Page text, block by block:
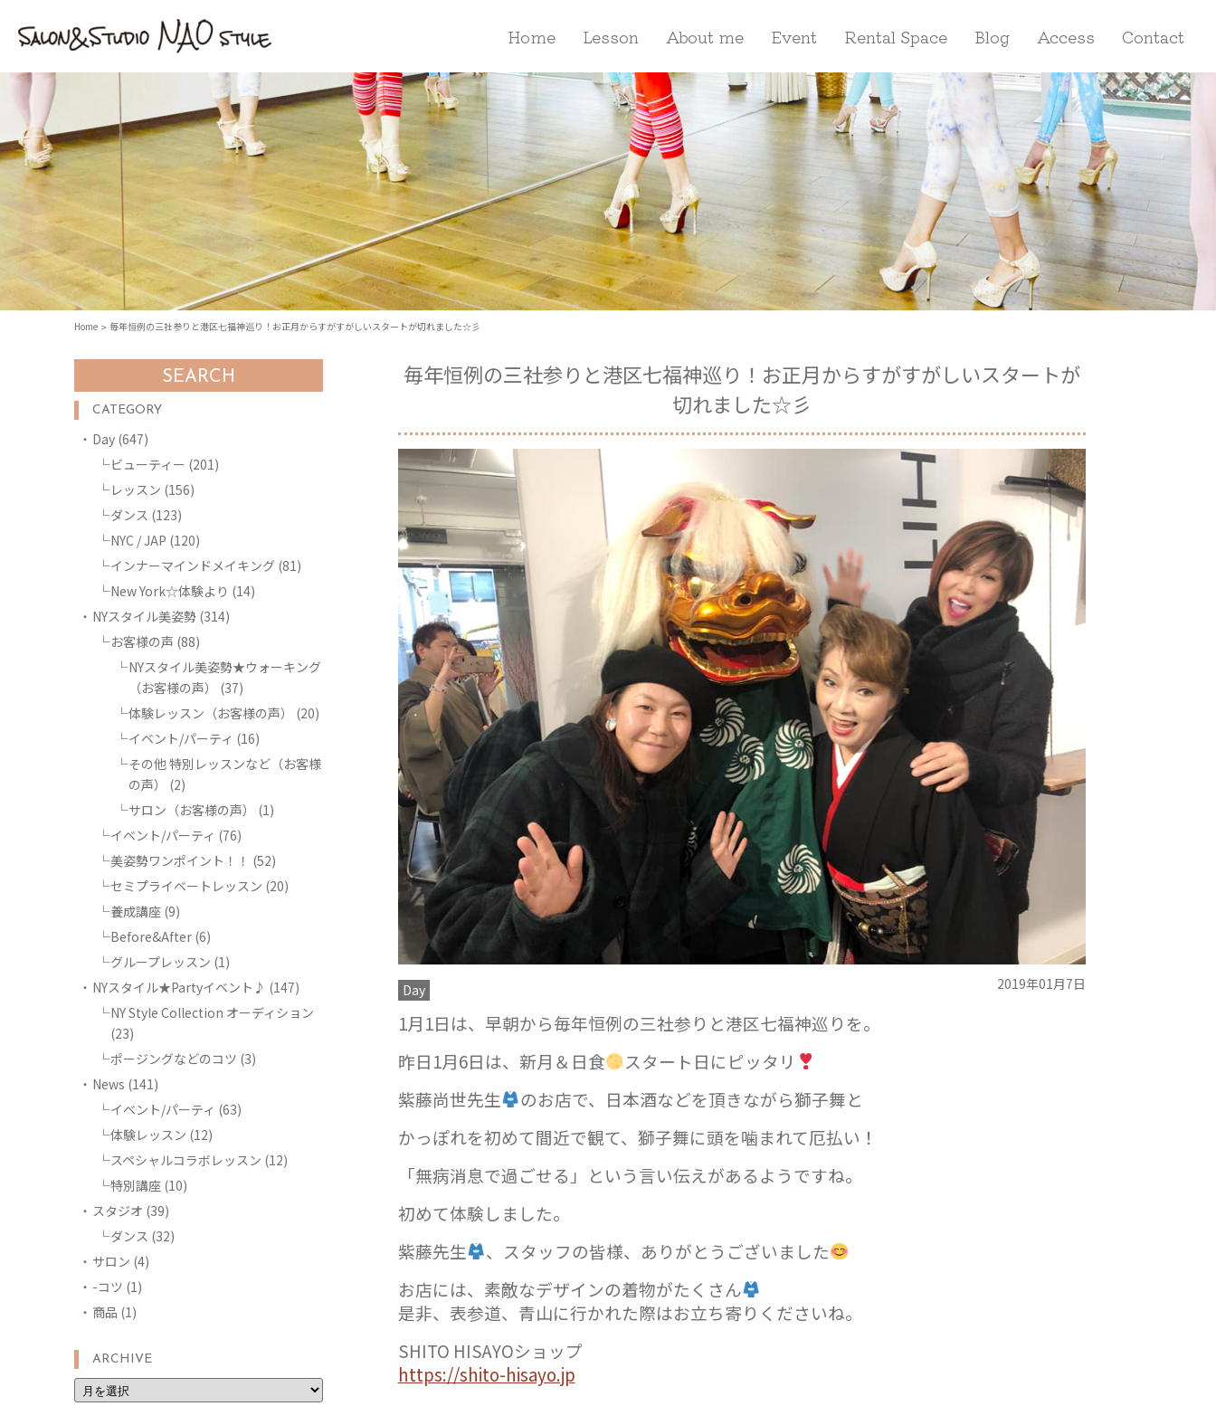
Home Lesson About me Event Rental Space Blog Access Contact
Home 毎年恒例の三社参りと港区七福神巡り！お正月からすがすがしいスタートが切れました☆彡
SEARCH
CATEGORY
Day (647)
ビューティー (201)
レッスン (156)
ダンス (123)
NYC / JAP (120)
インナーマインドメイキング (81)
New York☆体験より (14)
NYスタイル美姿勢 (314)
お客様の声 (88)
NYスタイル美姿勢★ウォーキング
（お客様の声）
(37)
体験レッスン（お客様の声）
(20)
イベント/パーティ (16)
その他 特別レッスンなど（お客様
の声）
(2)
サロン（お客様の声）
(1)
イベント/パーティ (76)
美姿勢ワンポイント！！ (52)
セミプライベートレッスン (20)
養成講座 (9)
Before&After (6)
グループレッスン (1)
NYスタイル★Partyイベント♪ (147)
NY Style Collection オーディション
(23)
ポージングなどのコツ (3)
News (141)
イベント/パーティ (63)
体験レッスン (12)
スペシャルコラボレッスン (12)
特別講座 (10)
スタジオ (39)
ダンス (32)
サロン (4)
-コツ (1)
商品 (1)
ARCHIVE
毎年恒例の三社参りと港区七福神巡り！お正月からすがすがしいスタートが
切れました☆彡
Day 2019年01月7日
1月1日は、早朝から毎年恒例の三社参りと港区七福神巡りを。
昨日1月6日は、新月＆日食
スタート日にピッタリ
紫藤尚世先生
のお店で、日本酒などを頂きながら獅子舞と
かっぽれを初めて間近で観て、獅子舞に頭を噛まれて厄払い！
「無病消息で過ごせる」という言い伝えがあるようですね。
初めて体験しました。
紫藤先生
、スタッフの皆様、 ありがとうございました
お店には、素敵なデザインの着物がたくさん
是非、表参道、青山に行かれた際はお立ち寄りくださいね。
SHITO HISAYOショップ
https://shito-hisayo.jp